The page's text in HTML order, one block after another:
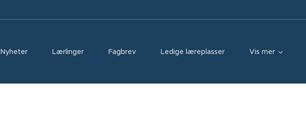
Nyheter Lærlinger Fagbrev Ledige læreplasser Vis mer